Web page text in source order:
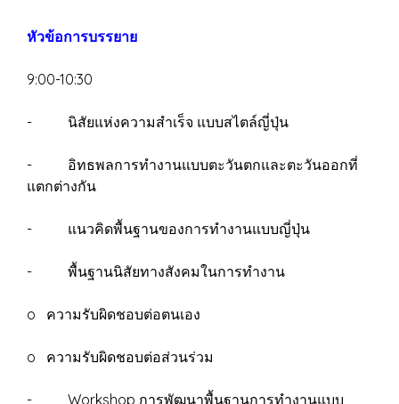
หัวข้อการบรรยาย
9:00-10:30
- นิสัยแห่งความสำเร็จ แบบสไตล์ญี่ปุ่น
- อิทธพลการทำงานแบบตะวันตกและตะวันออกที่
แตกต่างกัน
- แนวคิดพื้นฐานของการทำงานแบบญี่ปุ่น
- พื้นฐานนิสัยทางสังคมในการทำงาน
o ความรับผิดชอบต่อตนเอง
o ความรับผิดชอบต่อส่วนร่วม
- Workshop การพัฒนาพื้นฐานการทำงานแบบ